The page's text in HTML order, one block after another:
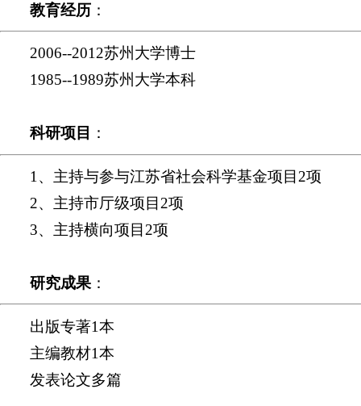
教育经历 ：
2006--2012苏州大学博士
1985--1989苏州大学本科
科研项目 ：
1、主持与参与江苏省社会科学基金项目2项
2、主持市厅级项目2项
3、主持横向项目2项
研究成果 ：
出版专著1本
主编教材1本
发表论文多篇